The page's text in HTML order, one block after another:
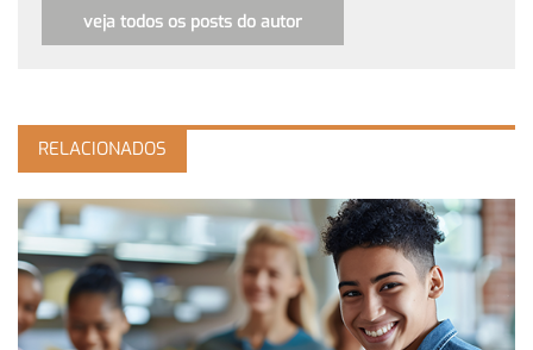
veja todos os posts do autor
RELACIONADOS